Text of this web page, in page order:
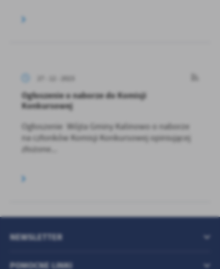
Ogłoszenie o naborze do Komisji
Konkursowej
Ogłoszenie Wójta Gminy Kalinowo o naborze
na członków Komisji Konkursowej opiniującej
złożone...
POMOCNE LINKI
NEWSLETTER